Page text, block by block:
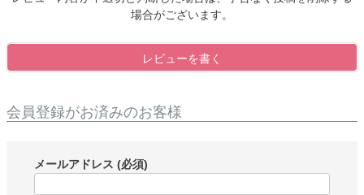
場合がございます。
レビューを書く
会員登録がお済みのお客様
メールアドレス (必須)